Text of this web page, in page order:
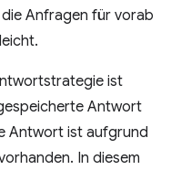
Anfragen für vorab
ist
Antwort
Antwort ist aufgrund
In diesem